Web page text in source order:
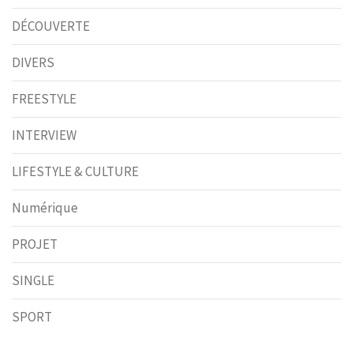
DÉCOUVERTE
DIVERS
FREESTYLE
INTERVIEW
LIFESTYLE & CULTURE
Numérique
PROJET
SINGLE
SPORT